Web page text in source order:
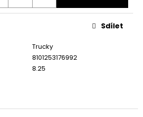
Trucky
8101253176992
8.25
Sdílet